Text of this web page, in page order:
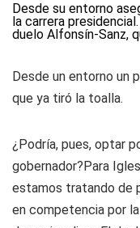
Desde su entorno
la carrera
duelo Alfonsín-Sanz,
Desde un entorno un
que ya tiró la toalla.
¿Podría, pues, optar
gobernador?Para
estamos tratando de
en competencia por